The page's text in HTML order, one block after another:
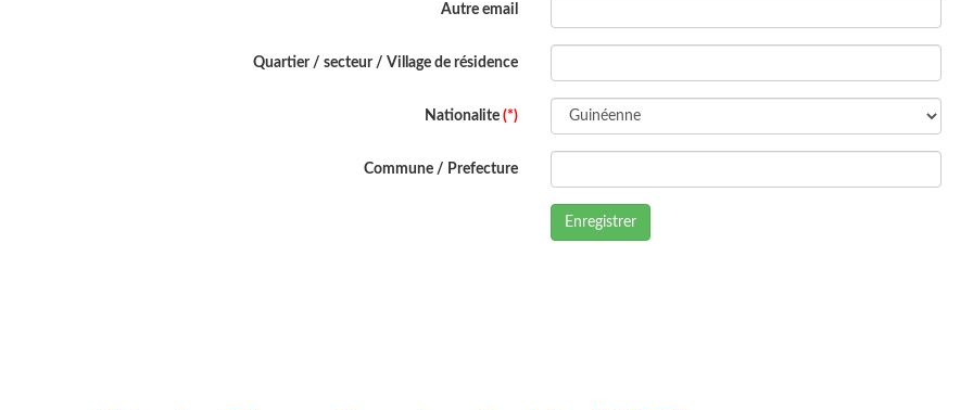
Autre email
Quartier / secteur / Village de résidence
Nationalite (*)
Commune / Prefecture
Enregistrer